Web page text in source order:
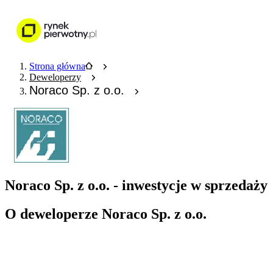
Nieruchomości
Strona główna
Deweloperzy
Noraco Sp. z o.o.
Noraco Sp. z o.o. - inwestycje w sprzedaży
O deweloperze Noraco Sp. z o.o.